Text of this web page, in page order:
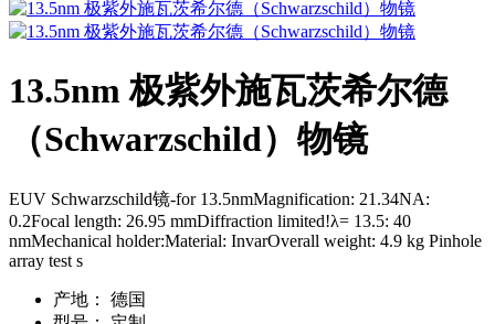
13.5nm 极紫外施瓦茨希尔德
（Schwarzschild）物镜
EUV Schwarzschild镜-for 13.5nmMagnification: 21.34NA:
0.2Focal length: 26.95 mmDiffraction limited!λ= 13.5: 40
nmMechanical holder:Material: InvarOverall weight: 4.9 kg Pinhole
array test s
产地：
德国